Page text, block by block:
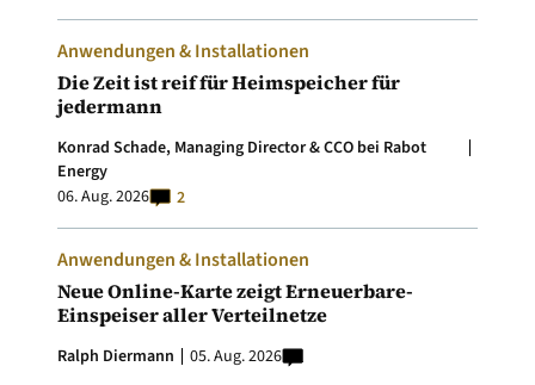
Anwendungen & Installationen
Die Zeit ist reif für Heimspeicher für
jedermann
Konrad Schade, Managing Director & CCO bei Rabot
Energy
06. Aug. 2026
2
Anwendungen & Installationen
Neue Online-Karte zeigt Erneuerbare-
Einspeiser aller Verteilnetze
Ralph Diermann 05. Aug. 2026